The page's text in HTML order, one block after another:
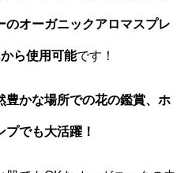
のオーガニックアロマスプレ
ら使用可能です！
豊かな場所での花の鑑賞、ホ
でも大活躍！